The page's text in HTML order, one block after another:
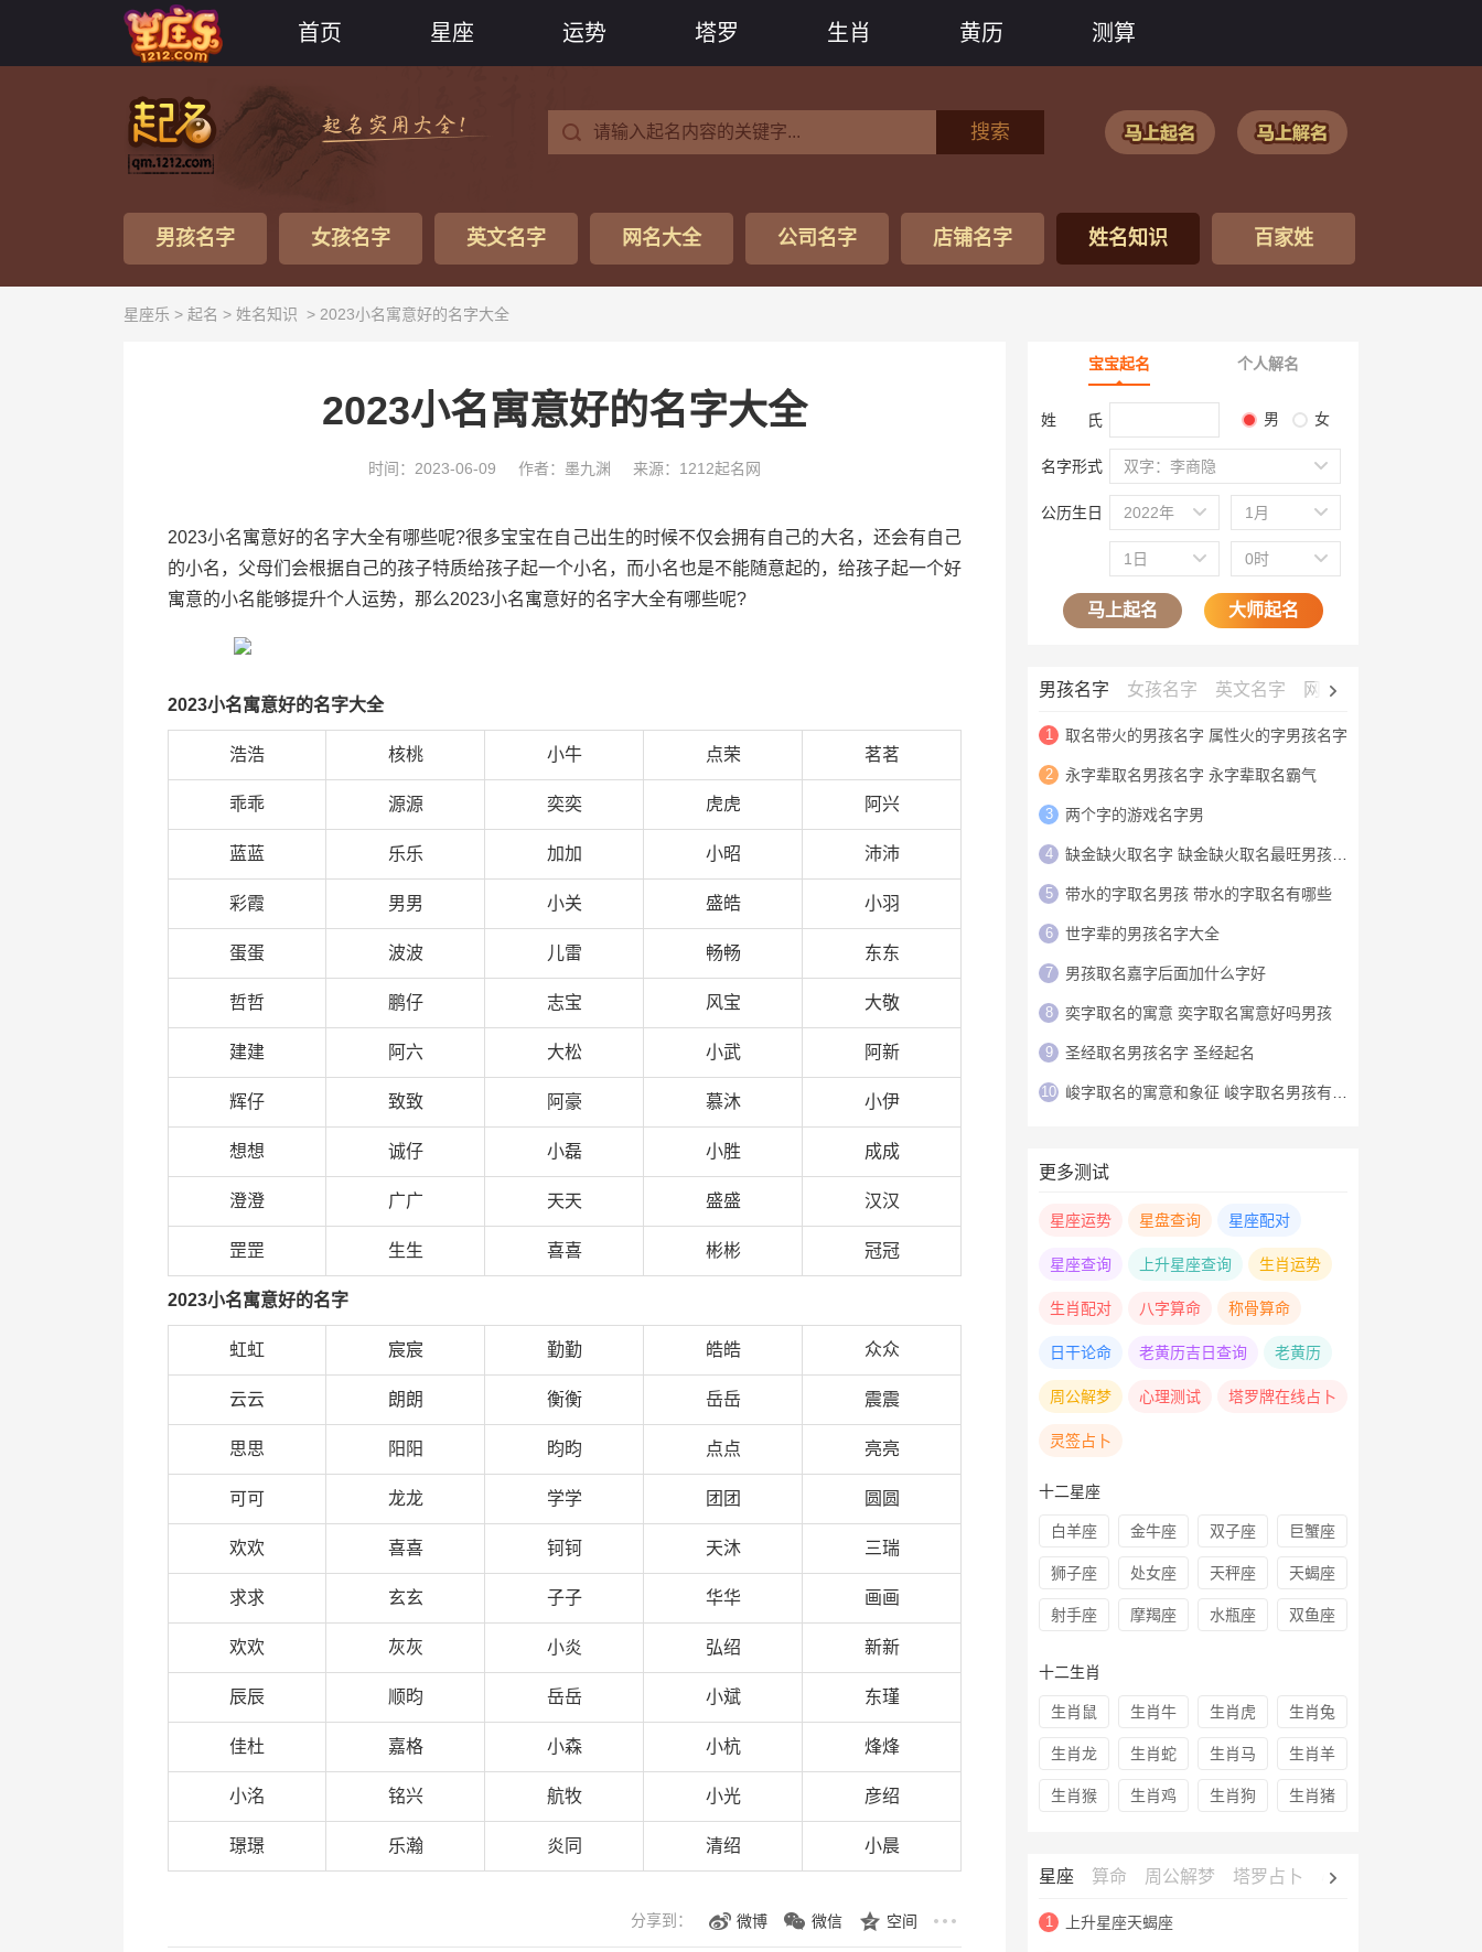
首页 星座 运势 塔罗 生肖 黄历 测算
搜索
男孩名字 女孩名字 英文名字 网名大全 公司名字 店铺名字 姓名知识 百家姓
星座乐 > 起名 > 姓名知识 > 2023小名寓意好的名字大全
2023小名寓意好的名字大全
时间：2023-06-09 作者：墨九渊 来源：1212起名网
2023小名寓意好的名字大全有哪些呢?很多宝宝在自己出生的时候不仅会拥有自己的大名，还会有自己
的小名，父母们会根据自己的孩子特质给孩子起一个小名，而小名也是不能随意起的，给孩子起一个好
寓意的小名能够提升个人运势，那么2023小名寓意好的名字大全有哪些呢?
2023小名寓意好的名字大全
浩浩 核桃 小牛 点荣 茗茗
乖乖 源源 奕奕 虎虎 阿兴
蓝蓝 乐乐 加加 小昭 沛沛
彩霞 男男 小关 盛皓 小羽
蛋蛋 波波 儿雷 畅畅 东东
哲哲 鹏仔 志宝 风宝 大敬
建建 阿六 大松 小武 阿新
辉仔 致致 阿豪 慕沐 小伊
想想 诚仔 小磊 小胜 成成
澄澄 广广 天天 盛盛 汉汉
罡罡 生生 喜喜 彬彬 冠冠
2023小名寓意好的名字
虹虹 宸宸 勤勤 皓皓 众众
云云 朗朗 衡衡 岳岳 震震
思思 阳阳 昀昀 点点 亮亮
可可 龙龙 学学 团团 圆圆
欢欢 喜喜 钶钶 天沐 三瑞
求求 玄玄 子子 华华 画画
欢欢 灰灰 小炎 弘绍 新新
辰辰 顺昀 岳岳 小斌 东瑾
佳杜 嘉格 小森 小杭 烽烽
小洺 铭兴 航牧 小光 彦绍
璟璟 乐瀚 炎同 清绍 小晨
分享到： 微博 微信 空间
宝宝起名 个人解名
姓 氏 男 女
名字形式 双字：李商隐
公历生日 2022年 1月
1日 0时
马上起名 大师起名
男孩名字 女孩名字 英文名字 网名大全
1 取名带火的男孩名字 属性火的字男孩名字
2 永字辈取名男孩名字 永字辈取名霸气
3 两个字的游戏名字男
4 缺金缺火取名字 缺金缺火取名最旺男孩名字
5 带水的字取名男孩 带水的字取名有哪些
6 世字辈的男孩名字大全
7 男孩取名嘉字后面加什么字好
8 奕字取名的寓意 奕字取名寓意好吗男孩
9 圣经取名男孩名字 圣经起名
10 峻字取名的寓意和象征 峻字取名男孩有寓意
更多测试
星座运势 星盘查询 星座配对
星座查询 上升星座查询 生肖运势
生肖配对 八字算命 称骨算命
日干论命 老黄历吉日查询 老黄历
周公解梦 心理测试 塔罗牌在线占卜
灵签占卜
十二星座
白羊座 金牛座 双子座 巨蟹座
狮子座 处女座 天秤座 天蝎座
射手座 摩羯座 水瓶座 双鱼座
十二生肖
生肖鼠 生肖牛 生肖虎 生肖兔
生肖龙 生肖蛇 生肖马 生肖羊
生肖猴 生肖鸡 生肖狗 生肖猪
星座 算命 周公解梦 塔罗占卜 心理测试
1 上升星座天蝎座